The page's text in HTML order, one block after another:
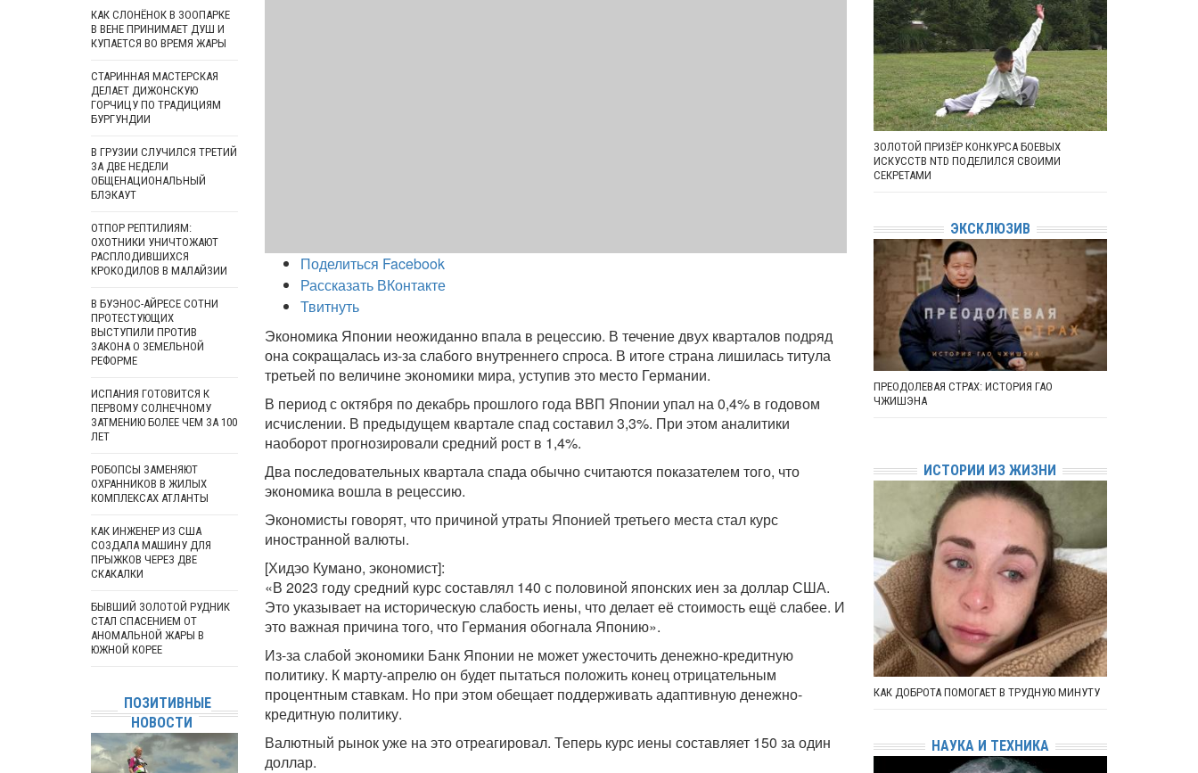
Поделиться Facebook
Рассказать ВКонтакте
Твитнуть
Экономика Японии неожиданно впала в рецессию. В течение двух кварталов подряд
она сокращалась из-за слабого внутреннего спроса. В итоге страна лишилась титула
третьей по величине экономики мира, уступив это место Германии.
В период с октября по декабрь прошлого года ВВП Японии упал на 0,4% в годовом
исчислении. В предыдущем квартале спад составил 3,3%. При этом аналитики
наоборот прогнозировали средний рост в 1,4%.
Два последовательных квартала спада обычно считаются показателем того, что
экономика вошла в рецессию.
Экономисты говорят, что причиной утраты Японией третьего места стал курс
иностранной валюты.
[Хидэо Кумано, экономист]:
«В 2023 году средний курс составлял 140 с половиной японских иен за доллар США.
Это указывает на историческую слабость иены, что делает её стоимость ещё слабее. И
это важная причина того, что Германия обогнала Японию».
Из-за слабой экономики Банк Японии не может ужесточить денежно-кредитную
политику. К марту-апрелю он будет пытаться положить конец отрицательным
процентным ставкам. Но при этом обещает поддерживать адаптивную денежно-
кредитную политику.
Валютный рынок уже на это отреагировал. Теперь курс иены составляет 150 за один
доллар.
КАК СЛОНЁНОК В ЗООПАРКЕ
В ВЕНЕ ПРИНИМАЕТ ДУШ И
КУПАЕТСЯ ВО ВРЕМЯ ЖАРЫ
СТАРИННАЯ МАСТЕРСКАЯ
ДЕЛАЕТ ДИЖОНСКУЮ
ГОРЧИЦУ ПО ТРАДИЦИЯМ
БУРГУНДИИ
В ГРУЗИИ СЛУЧИЛСЯ ТРЕТИЙ
ЗА ДВЕ НЕДЕЛИ
ОБЩЕНАЦИОНАЛЬНЫЙ
БЛЭКАУТ
ОТПОР РЕПТИЛИЯМ:
ОХОТНИКИ УНИЧТОЖАЮТ
РАСПЛОДИВШИХСЯ
КРОКОДИЛОВ В МАЛАЙЗИИ
В БУЭНОС-АЙРЕСЕ СОТНИ
ПРОТЕСТУЮЩИХ
ВЫСТУПИЛИ ПРОТИВ
ЗАКОНА О ЗЕМЕЛЬНОЙ
РЕФОРМЕ
ИСПАНИЯ ГОТОВИТСЯ К
ПЕРВОМУ СОЛНЕЧНОМУ
ЗАТМЕНИЮ БОЛЕЕ ЧЕМ ЗА 100
ЛЕТ
РОБОПСЫ ЗАМЕНЯЮТ
ОХРАННИКОВ В ЖИЛЫХ
КОМПЛЕКСАХ АТЛАНТЫ
КАК ИНЖЕНЕР ИЗ США
СОЗДАЛА МАШИНУ ДЛЯ
ПРЫЖКОВ ЧЕРЕЗ ДВЕ
СКАКАЛКИ
БЫВШИЙ ЗОЛОТОЙ РУДНИК
СТАЛ СПАСЕНИЕМ ОТ
АНОМАЛЬНОЙ ЖАРЫ В
ЮЖНОЙ КОРЕЕ
ПОЗИТИВНЫЕ
НОВОСТИ
ЗОЛОТОЙ ПРИЗЁР КОНКУРСА БОЕВЫХ
ИСКУССТВ NTD ПОДЕЛИЛСЯ СВОИМИ
СЕКРЕТАМИ
ЭКСКЛЮЗИВ
ПРЕОДОЛЕВАЯ СТРАХ: ИСТОРИЯ ГАО
ЧЖИШЭНА
ИСТОРИИ ИЗ ЖИЗНИ
КАК ДОБРОТА ПОМОГАЕТ В ТРУДНУЮ МИНУТУ
НАУКА И ТЕХНИКА